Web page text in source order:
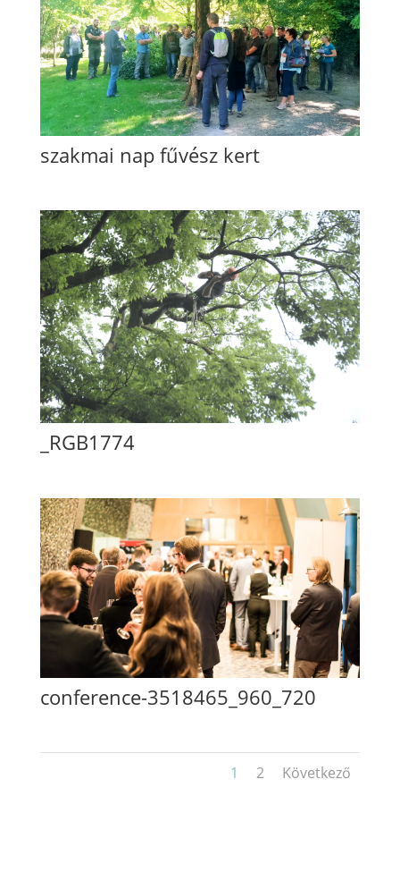
szakmai nap fűvész kert
_RGB1774
conference-3518465_960_720
1 2 Következő